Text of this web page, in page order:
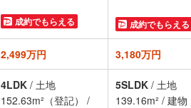
成約でもらえる 成約でもらえる
2,499万円 3,180万円
4LDK / 土地
152.63m²（登記）
/
5SLDK / 土地
139.16m² / 建物